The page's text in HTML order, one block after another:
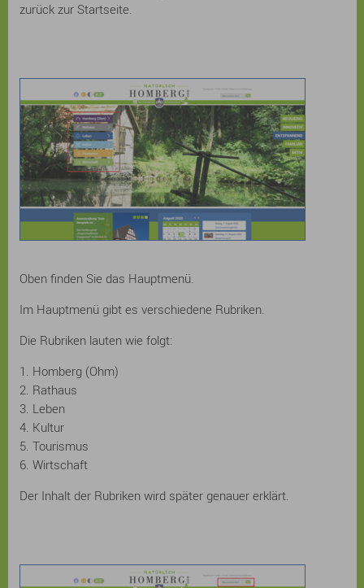
zurück zur Startseite.
Oben finden Sie das Hauptmenü.
Im Hauptmenü gibt es verschiedene Rubriken.
Die Rubriken lauten wie folgt:
1. Homberg (Ohm)
2. Rathaus
3. Leben
4. Kultur
5. Tourismus
6. Wirtschaft
Der Inhalt der Rubriken wird später genauer erklärt.